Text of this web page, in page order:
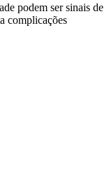
podem ser sinais de
complicações